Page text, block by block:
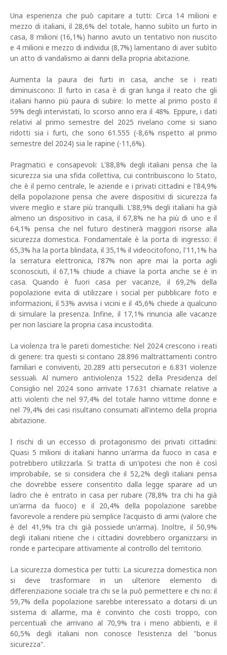
Una esperienza che può capitare a tutti: Circa 14 milioni e
mezzo di italiani, il 28,6% del totale, hanno subìto un furto in
casa, 8 milioni (16,1%) hanno avuto un tentativo non riuscito
e 4 milioni e mezzo di individui (8,7%) lamentano di aver subìto
un atto di vandalismo ai danni della propria abitazione.
Aumenta la paura dei furti in casa, anche se i reati
diminuiscono: Il furto in casa è di gran lunga il reato che gli
italiani hanno più paura di subire: lo mette al primo posto il
59% degli intervistati, lo scorso anno era il 48%. Eppure, i dati
relativi al primo semestre del 2025 rivelano come si siano
ridotti sia i furti, che sono 61.555 (-8,6% rispetto al primo
semestre del 2024) sia le rapine (-11,6%).
Pragmatici e consapevoli: L'88,8% degli italiani pensa che la
sicurezza sia una sfida collettiva, cui contribuiscono lo Stato,
che è il perno centrale, le aziende e i privati cittadini e l'84,9%
della popolazione pensa che avere dispositivi di sicurezza fa
vivere meglio e stare più tranquilli. L'88,9% degli italiani ha già
almeno un dispositivo in casa, il 67,8% ne ha più di uno e il
64,1% pensa che nel futuro destinerà maggiori risorse alla
sicurezza domestica. Fondamentale è la porta di ingresso: il
65,3% ha la porta blindata, il 35,1% il videocitofono, l'11,1% ha
la serratura elettronica, l'87% non apre mai la porta agli
sconosciuti, il 67,1% chiude a chiave la porta anche se è in
casa. Quando è fuori casa per vacanze, il 69,2% della
popolazione evita di utilizzare i social per pubblicare foto e
informazioni, il 53% avvisa i vicini e il 45,6% chiede a qualcuno
di simulare la presenza. Infine, il 17,1% rinuncia alle vacanze
per non lasciare la propria casa incustodita.
La violenza tra le pareti domestiche: Nel 2024 crescono i reati
di genere: tra questi si contano 28.896 maltrattamenti contro
familiari e conviventi, 20.289 atti persecutori e 6.831 violenze
sessuali. Al numero antiviolenza 1522 della Presidenza del
Consiglio nel 2024 sono arrivate 17.631 chiamate relative a
atti violenti che nel 97,4% del totale hanno vittime donne e
nel 79,4% dei casi risultano consumati all'interno della propria
abitazione.
I rischi di un eccesso di protagonismo dei privati cittadini:
Quasi 5 milioni di italiani hanno un'arma da fuoco in casa e
potrebbero utilizzarla. Si tratta di un'ipotesi che non è così
improbabile, se si considera che il 52,2% degli italiani pensa
che dovrebbe essere consentito dalla legge sparare ad un
ladro che è entrato in casa per rubare (78,8% tra chi ha già
un'arma da fuoco) e il 20,4% della popolazione sarebbe
favorevole a rendere più semplice l'acquisto di armi (valore che
è del 41,9% tra chi già possiede un'arma). Inoltre, il 50,9%
degli italiani ritiene che i cittadini dovrebbero organizzarsi in
ronde e partecipare attivamente al controllo del territorio.
La sicurezza domestica per tutti: La sicurezza domestica non
si deve trasformare in un ulteriore elemento di
differenziazione sociale tra chi se la può permettere e chi no: il
59,7% della popolazione sarebbe interessato a dotarsi di un
sistema di allarme, ma è convinto che costi troppo, con
percentuali che arrivano al 70,9% tra i meno abbienti, e il
60,5% degli italiani non conosce l'esistenza del "bonus
sicurezza".